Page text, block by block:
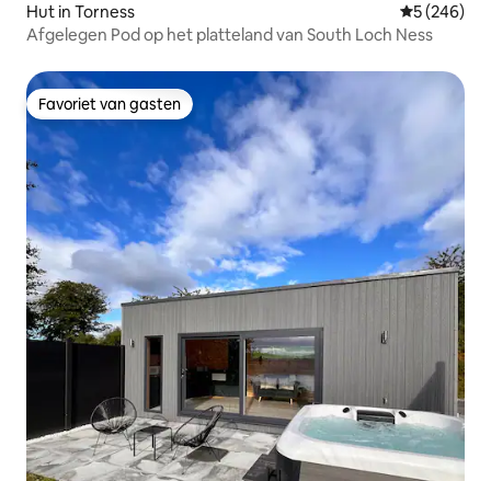
Hut in Torness
5 (246)
Afgelegen Pod op het platteland van South Loch Ness
Favoriet van gasten
Favoriet van gasten